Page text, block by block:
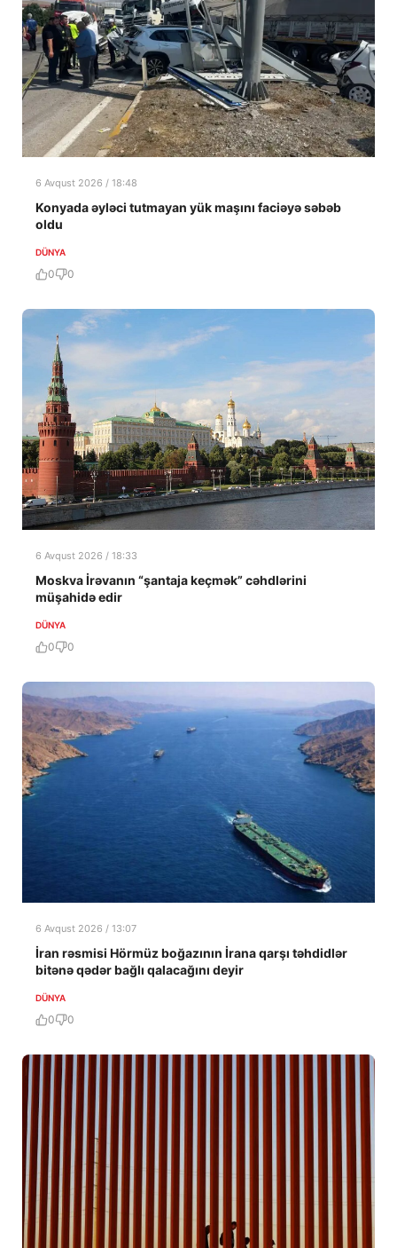
6 Avqust 2026 / 18:48
Konyada əyləci tutmayan yük maşını faciəyə səbəb
oldu
DÜNYA
0 0
6 Avqust 2026 / 18:33
Moskva İrəvanın “şantaja keçmək” cəhdlərini
müşahidə edir
DÜNYA
0 0
6 Avqust 2026 / 13:07
İran rəsmisi Hörmüz boğazının İrana qarşı təhdidlər
bitənə qədər bağlı qalacağını deyir
DÜNYA
0 0